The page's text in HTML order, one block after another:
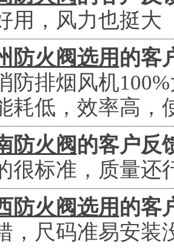
用，风力也挺大
防火阀选用 的客
防排烟风机
耗低，效率高，
防火阀的客户反
很标准，质量还
防火阀选用 的客
，尺码准易安装